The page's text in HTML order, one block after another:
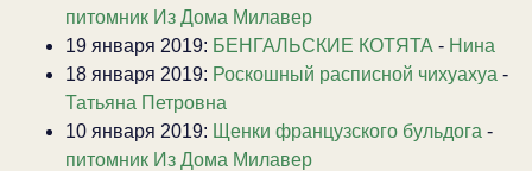
питомник Из Дома Милавер
19 января 2019: БЕНГАЛЬСКИЕ КОТЯТА - Нина
18 января 2019: Роскошный расписной чихуахуа -
Татьяна Петровна
10 января 2019: Щенки французского бульдога -
питомник Из Дома Милавер